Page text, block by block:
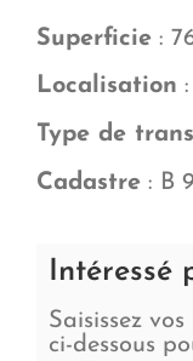
Superficie :
Localisation
Type de
Cadastre : B
Intéressé
Saisissez
ci-dessous